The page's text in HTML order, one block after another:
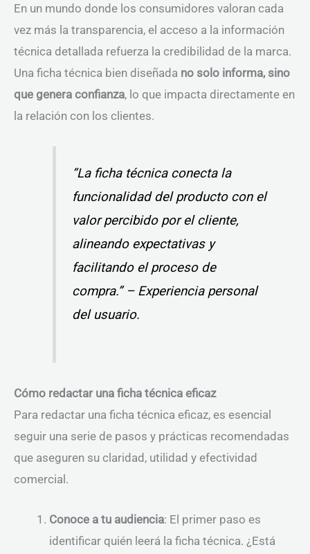
En un mundo donde los consumidores valoran cada
vez más la transparencia, el acceso a la información
técnica detallada refuerza la credibilidad de la marca.
Una ficha técnica bien diseñada no solo informa, sino
que genera confianza, lo que impacta directamente en
la relación con los clientes.
“La ficha técnica conecta la
funcionalidad del producto con el
valor percibido por el cliente,
alineando expectativas y
facilitando el proceso de
compra.” – Experiencia personal
del usuario.
Cómo redactar una ficha técnica eficaz
Para redactar una ficha técnica eficaz, es esencial
seguir una serie de pasos y prácticas recomendadas
que aseguren su claridad, utilidad y efectividad
comercial.
Conoce a tu audiencia: El primer paso es
identificar quién leerá la ficha técnica. ¿Está